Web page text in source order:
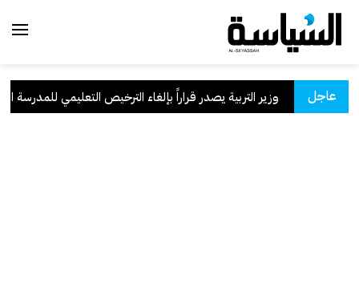
عاجل
. وزير التربية يصدر قراراً بإلغاء الترخيص التعليمي للمدرسة